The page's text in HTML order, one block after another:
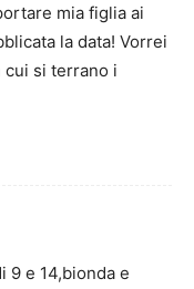
mia figlia ai
la data! Vorrei
cui si terrano i
9 e 14,bionda e